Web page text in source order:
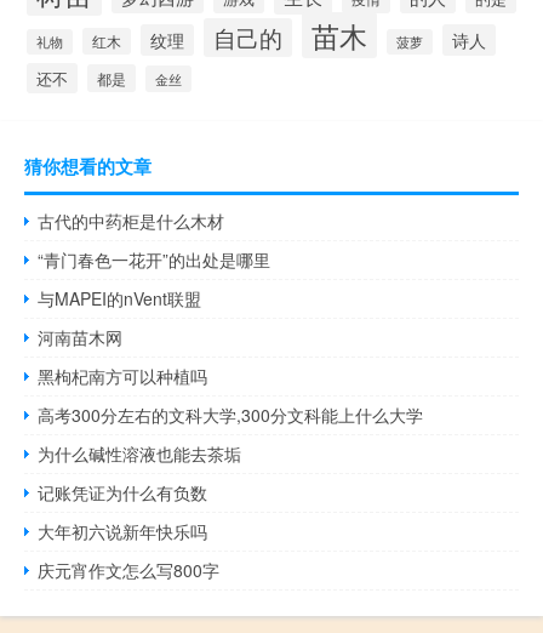
礼物 红木 纹理 自己的 苗木 菠萝 诗人
还不 都是 金丝
猜你想看的文章
古代的中药柜是什么木材
“青门春色一花开”的出处是哪里
与MAPEI的nVent联盟
河南苗木网
黑枸杞南方可以种植吗
高考300分左右的文科大学,300分文科能上什么大学
为什么碱性溶液也能去茶垢
记账凭证为什么有负数
大年初六说新年快乐吗
庆元宵作文怎么写800字